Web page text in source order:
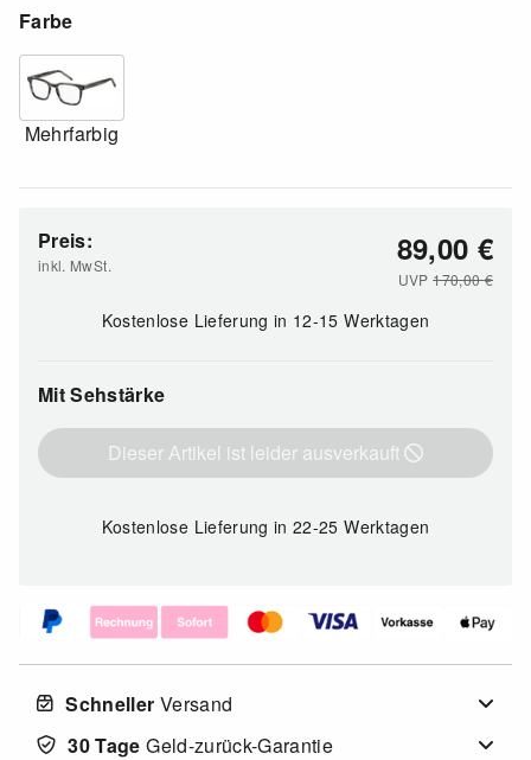
Farbe
Mehrfarbig
Preis:
inkl. MwSt. 89,00 €
UVP170,00€
Kostenlose Lieferungin 12-15 Werktagen
Mit Sehstärke
Dieser Artikel ist leider ausverkauft
Kostenlose Lieferungin 22-25 Werktagen
Schneller Versand
30 Tage Geld-zurück-Garantie